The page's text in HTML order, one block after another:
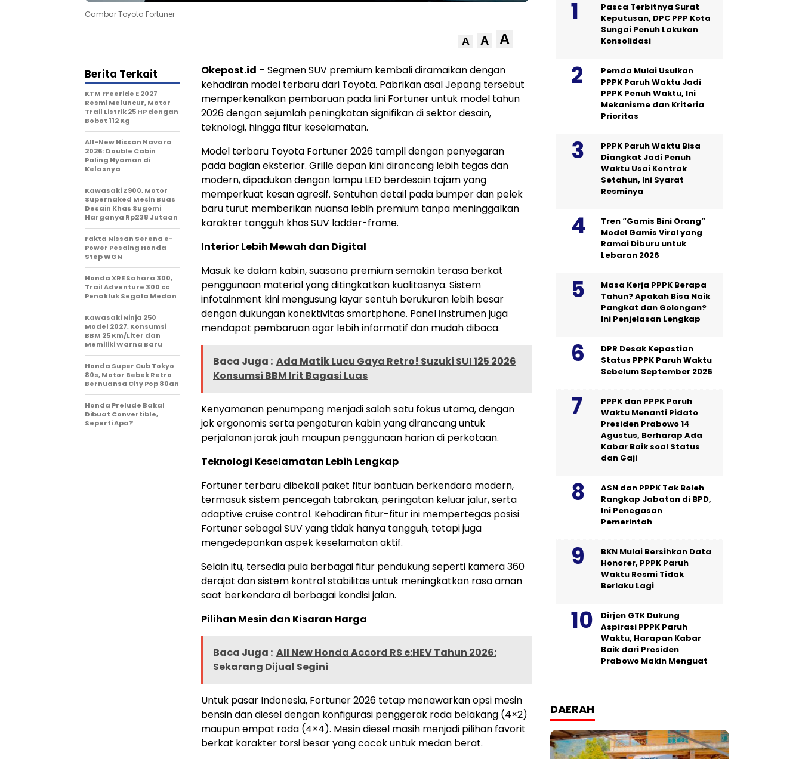
Gambar Toyota Fortuner
A A A
Okepost.id – Segmen SUV premium kembali diramaikan dengan
kehadiran model terbaru dari Toyota. Pabrikan asal Jepang tersebut
memperkenalkan pembaruan pada lini Fortuner untuk model tahun
2026 dengan sejumlah peningkatan signifikan di sektor desain,
teknologi, hingga fitur keselamatan.
Model terbaru Toyota Fortuner 2026 tampil dengan penyegaran
pada bagian eksterior. Grille depan kini dirancang lebih tegas dan
modern, dipadukan dengan lampu LED berdesain tajam yang
memperkuat kesan agresif. Sentuhan detail pada bumper dan pelek
baru turut memberikan nuansa lebih premium tanpa meninggalkan
karakter tangguh khas SUV ladder-frame.
Interior Lebih Mewah dan Digital
Masuk ke dalam kabin, suasana premium semakin terasa berkat
penggunaan material yang ditingkatkan kualitasnya. Sistem
infotainment kini mengusung layar sentuh berukuran lebih besar
dengan dukungan konektivitas smartphone. Panel instrumen juga
mendapat pembaruan agar lebih informatif dan mudah dibaca.
Baca Juga : Ada Matik Lucu Gaya Retro! Suzuki SUI 125 2026
Konsumsi BBM Irit Bagasi Luas
Kenyamanan penumpang menjadi salah satu fokus utama, dengan
jok ergonomis serta pengaturan kabin yang dirancang untuk
perjalanan jarak jauh maupun penggunaan harian di perkotaan.
Teknologi Keselamatan Lebih Lengkap
Fortuner terbaru dibekali paket fitur bantuan berkendara modern,
termasuk sistem pencegah tabrakan, peringatan keluar jalur, serta
adaptive cruise control. Kehadiran fitur-fitur ini mempertegas posisi
Fortuner sebagai SUV yang tidak hanya tangguh, tetapi juga
mengedepankan aspek keselamatan aktif.
Selain itu, tersedia pula berbagai fitur pendukung seperti kamera 360
derajat dan sistem kontrol stabilitas untuk meningkatkan rasa aman
saat berkendara di berbagai kondisi jalan.
Pilihan Mesin dan Kisaran Harga
Baca Juga : All New Honda Accord RS e:HEV Tahun 2026:
Sekarang Dijual Segini
Untuk pasar Indonesia, Fortuner 2026 tetap menawarkan opsi mesin
bensin dan diesel dengan konfigurasi penggerak roda belakang (4×2)
maupun empat roda (4×4). Mesin diesel masih menjadi pilihan favorit
berkat karakter torsi besar yang cocok untuk medan berat.
Berita Terkait
KTM Freeride E 2027
Resmi Meluncur, Motor
Trail Listrik 25 HP dengan
Bobot 112 Kg
All-New Nissan Navara
2026: Double Cabin
Paling Nyaman di
Kelasnya
Kawasaki Z900, Motor
Supernaked Mesin Buas
Desain Khas Sugomi
Harganya Rp238 Jutaan
Fakta Nissan Serena e-
Power Pesaing Honda
Step WGN
Honda XRE Sahara 300,
Trail Adventure 300 cc
Penakluk Segala Medan
Kawasaki Ninja 250
Model 2027, Konsumsi
BBM 25 Km/Liter dan
Memiliki Warna Baru
Honda Super Cub Tokyo
80s, Motor Bebek Retro
Bernuansa City Pop 80an
Honda Prelude Bakal
Dibuat Convertible,
Seperti Apa?
Pasca Terbitnya Surat
Keputusan, DPC PPP Kota
Sungai Penuh Lakukan
Konsolidasi
Pemda Mulai Usulkan
PPPK Paruh Waktu Jadi
PPPK Penuh Waktu, Ini
Mekanisme dan Kriteria
Prioritas
PPPK Paruh Waktu Bisa
Diangkat Jadi Penuh
Waktu Usai Kontrak
Setahun, Ini Syarat
Resminya
Tren “Gamis Bini Orang”
Model Gamis Viral yang
Ramai Diburu untuk
Lebaran 2026
Masa Kerja PPPK Berapa
Tahun? Apakah Bisa Naik
Pangkat dan Golongan?
Ini Penjelasan Lengkap
DPR Desak Kepastian
Status PPPK Paruh Waktu
Sebelum September 2026
PPPK dan PPPK Paruh
Waktu Menanti Pidato
Presiden Prabowo 14
Agustus, Berharap Ada
Kabar Baik soal Status
dan Gaji
ASN dan PPPK Tak Boleh
Rangkap Jabatan di BPD,
Ini Penegasan
Pemerintah
BKN Mulai Bersihkan Data
Honorer, PPPK Paruh
Waktu Resmi Tidak
Berlaku Lagi
Dirjen GTK Dukung
Aspirasi PPPK Paruh
Waktu, Harapan Kabar
Baik dari Presiden
Prabowo Makin Menguat
DAERAH